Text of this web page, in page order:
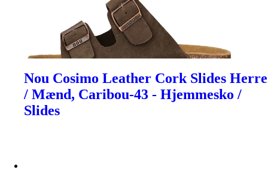
Nou Cosimo Leather Cork Slides Herre
/ Mænd, Caribou-43 - Hjemmesko /
Slides